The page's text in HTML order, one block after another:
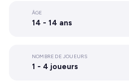
ÂGE
14 - 14 ans
NOMBRE DE JOUEURS
1 - 4 joueurs